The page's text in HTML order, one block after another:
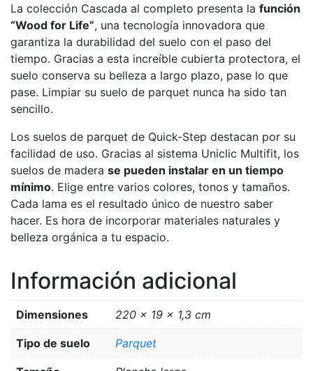
La colección Cascada al completo presenta la función
“Wood for Life”, una tecnología innovadora que
garantiza la durabilidad del suelo con el paso del
tiempo. Gracias a esta increíble cubierta protectora, el
suelo conserva su belleza a largo plazo, pase lo que
pase. Limpiar su suelo de parquet nunca ha sido tan
sencillo.
Los suelos de parquet de Quick-Step destacan por su
facilidad de uso. Gracias al sistema Uniclic Multifit, los
suelos de madera se pueden instalar en un tiempo
mínimo. Elige entre varios colores, tonos y tamaños.
Cada lama es el resultado único de nuestro saber
hacer. Es hora de incorporar materiales naturales y
belleza orgánica a tu espacio.
Información adicional
Dimensiones 220 × 19 × 1,3 cm
Tipo de suelo Parquet